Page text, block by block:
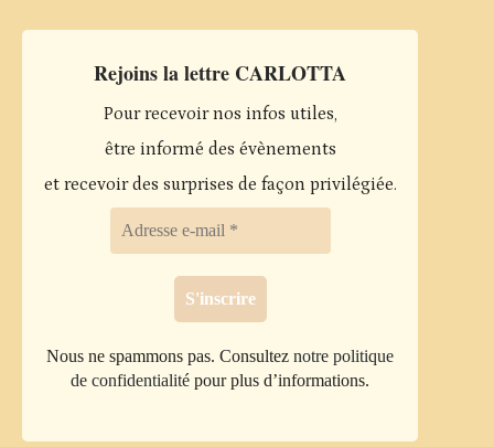
Rejoins la lettre CARLOTTA
Pour recevoir nos infos utiles,
être informé des évènements
et recevoir des surprises de façon privilégiée.
Nous ne spammons pas. Consulteznotre politique
de confidentialité pour plus d’informations.